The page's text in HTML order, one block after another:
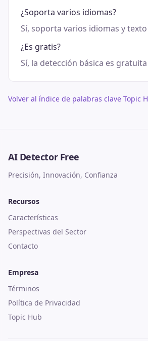
¿Soporta varios idiomas?
Sí, soporta varios idiomas y
¿Es gratis?
Sí, la detección básica es
Volver al índice de palabras clave Topic
AI Detector Free
Precisión, Innovación, Confianza
Recursos
Características
Perspectivas del Sector
Contacto
Empresa
Términos
Política de Privacidad
Topic Hub